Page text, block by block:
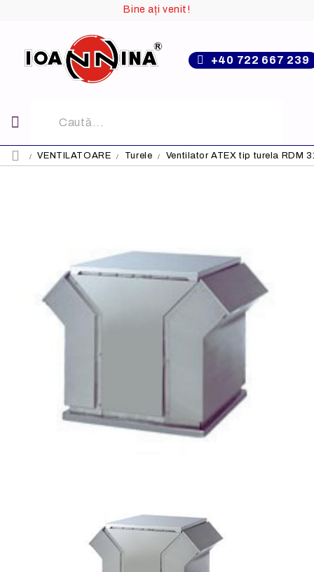
Bine ați venit!
+40 722 667 239
VENTILATOARE Turele Ventilator ATEX tip turela RDM